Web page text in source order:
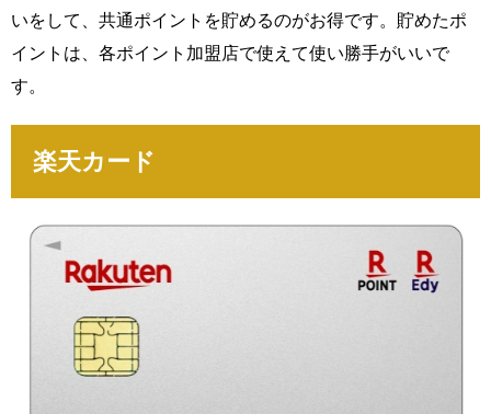
いをして、共通ポイントを貯めるのがお得です。貯めたポ
イントは、各ポイント加盟店で使えて使い勝手がいいで
す。
楽天カード